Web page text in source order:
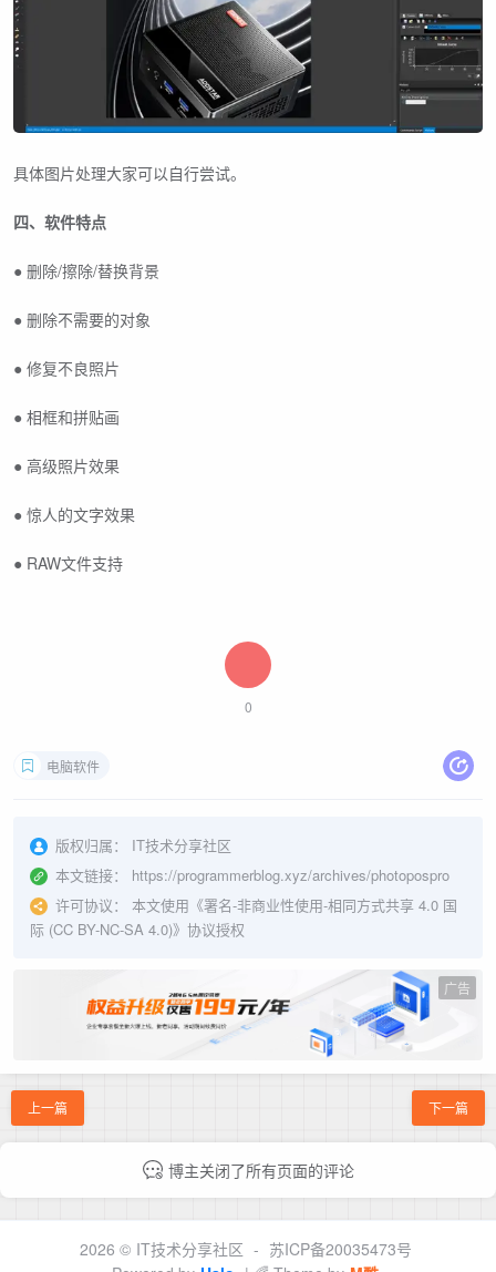
具体图片处理大家可以自行尝试。
四、软件特点
● 删除/擦除/替换背景
● 删除不需要的对象
● 修复不良照片
● 相框和拼贴画
● 高级照片效果
● 惊人的文字效果
● RAW文件支持
0
电脑软件
版权归属：
IT技术分享社区
本文链接：
https://programmerblog.xyz/archives/photopospro
许可协议：
本文使用《署名-非商业性使用-相同方式共享 4.0 国
际 (CC BY-NC-SA 4.0)》协议授权
广告
上一篇 下一篇
博主关闭了所有页面的评论
2026 © IT技术分享社区 - 苏ICP备20035473号